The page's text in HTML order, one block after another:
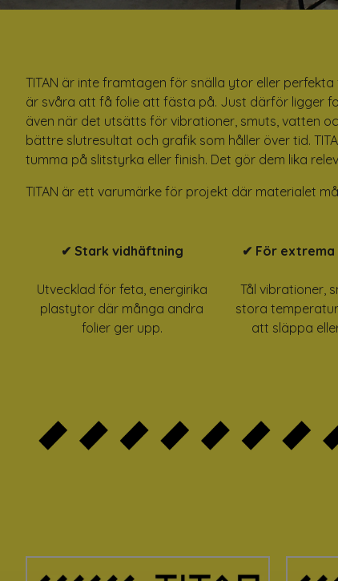
TITAN är inte framtagen för snälla ytor eller
är svåra att få folie att fästa på. Just därför ligger
även när det utsätts för vibrationer, smuts, vatten
bättre slutresultat och grafik som håller över tid.
tumma på slitstyrka eller finish. Det gör dem lika
TITAN är ett varumärke för projekt där materialet
✔ Stark vidhäftning
Utvecklad för feta, energirika
plastytor där många andra
folier ger upp.
✔ För
Tål vibrationer,
stora
att släppa